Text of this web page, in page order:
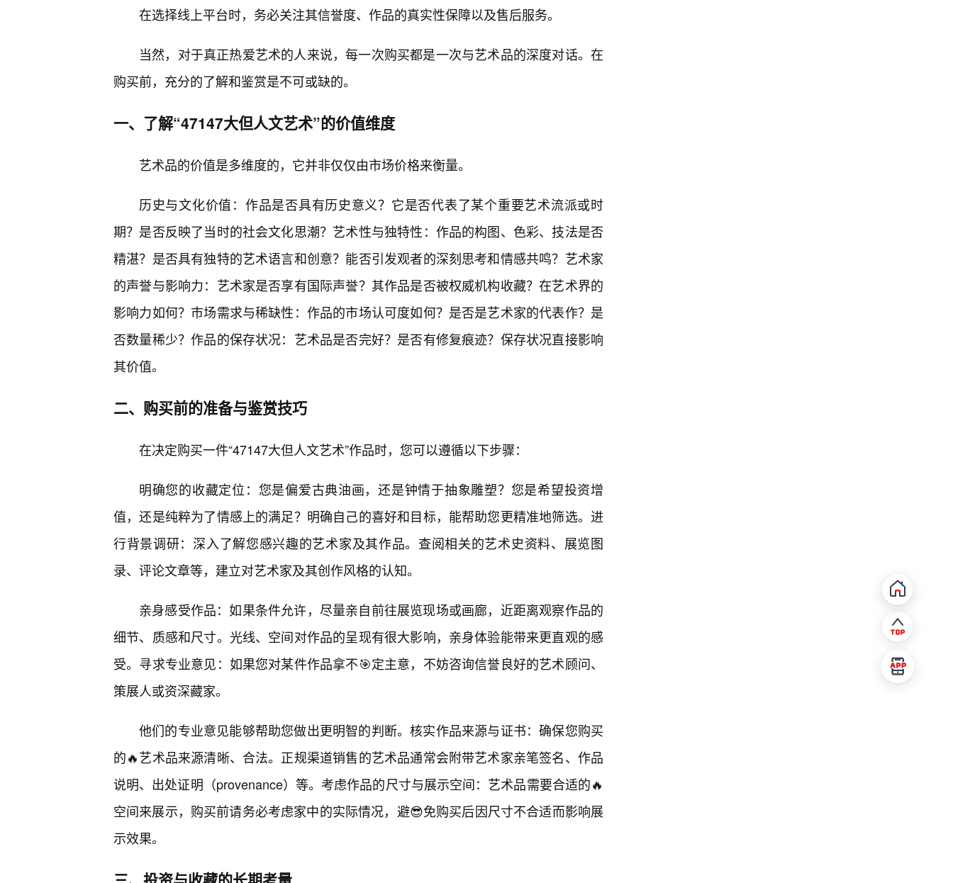
在选择线上平台时，务必关注其信誉度、作品的真实性保障以及售后服务。
当然，对于真正热爱艺术的人来说，每一次购买都是一次与艺术品的深度对话。在
购买前，充分的了解和鉴赏是不可或缺的。
一、了解“47147大但人文艺术”的价值维度
艺术品的价值是多维度的，它并非仅仅由市场价格来衡量。
历史与文化价值：作品是否具有历史意义？它是否代表了某个重要艺术流派或时
期？是否反映了当时的社会文化思潮？艺术性与独特性：作品的构图、色彩、技法是否
精湛？是否具有独特的艺术语言和创意？能否引发观者的深刻思考和情感共鸣？艺术家
的声誉与影响力：艺术家是否享有国际声誉？其作品是否被权威机构收藏？在艺术界的
影响力如何？市场需求与稀缺性：作品的市场认可度如何？是否是艺术家的代表作？是
否数量稀少？作品的保存状况：艺术品是否完好？是否有修复痕迹？保存状况直接影响
其价值。
二、购买前的准备与鉴赏技巧
在决定购买一件“47147大但人文艺术”作品时，您可以遵循以下步骤：
明确您的收藏定位：您是偏爱古典油画，还是钟情于抽象雕塑？您是希望投资增
值，还是纯粹为了情感上的满足？明确自己的喜好和目标，能帮助您更精准地筛选。进
行背景调研：深入了解您感兴趣的艺术家及其作品。查阅相关的艺术史资料、展览图
录、评论文章等，建立对艺术家及其创作风格的认知。
亲身感受作品：如果条件允许，尽量亲自前往展览现场或画廊，近距离观察作品的
细节、质感和尺寸。光线、空间对作品的呈现有很大影响，亲身体验能带来更直观的感
受。寻求专业意见：如果您对某件作品拿不🎯定主意，不妨咨询信誉良好的艺术顾问、
策展人或资深藏家。
他们的专业意见能够帮助您做出更明智的判断。核实作品来源与证书：确保您购买
的🔥艺术品来源清晰、合法。正规渠道销售的艺术品通常会附带艺术家亲笔签名、作品
说明、出处证明（provenance）等。考虑作品的尺寸与展示空间：艺术品需要合适的🔥
空间来展示，购买前请务必考虑家中的实际情况，避😎免购买后因尺寸不合适而影响展
示效果。